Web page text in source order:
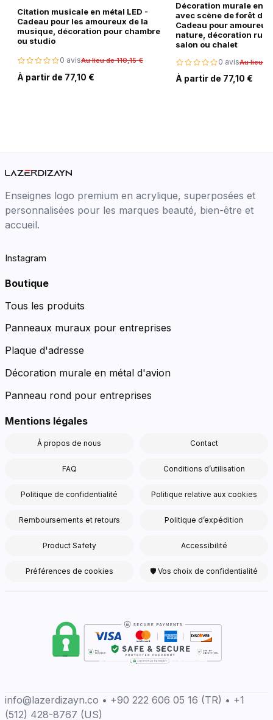
Citation musicale en métal LED -
Cadeau pour les amoureux de la
musique, décoration pour chambre
ou studio
0 avisAu lieu de 110,15 €
À partir de 77,10 €
Décoration murale en
avec scène de forêt de
Cadeau pour amoureux
nature, décoration
salon ou chalet
0 avisAu lieu
À partir de 77,10 €
Enseignes logo premium en acrylique, superposées et
personnalisées pour les marques beauté, bien-être et
accueil.
Instagram
Boutique
Tous les produits
Panneaux muraux pour entreprises
Plaque d'adresse
Décoration murale en métal d'avion
Panneau rond pour entreprises
Mentions légales
À propos de nous Contact
FAQ Conditions d’utilisation
Politique de confidentialité Politique relative aux cookies
Remboursements et retours Politique d’expédition
Product Safety Accessibilité
Préférences de cookies 🛡 Vos choix de confidentialité
info@lazerdizayn.co • +90 222 606 05 16 (TR) • +1
(512) 428-8767 (US)